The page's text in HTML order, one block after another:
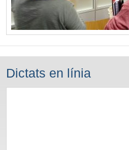
Dictats en línia